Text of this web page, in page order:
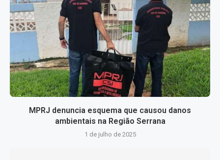
MPRJ denuncia esquema que causou danos
ambientais na Região Serrana
1 de julho de 2025